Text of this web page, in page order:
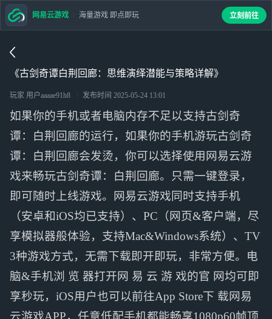
《古剑奇谭白荆回廊：思维演绎潜能与策略详解》
玩家 用户aaaae91h8 发布时间 2025-05-24 13:01
如果你的手机或者电脑内存不足以支持古剑奇
谭：白荆回廊的运行，如果你的手机游玩古剑奇
谭：白荆回廊会发烫，你可以选择使用网易云游
戏来畅玩古剑奇谭：白荆回廊。只需一键登录，
即可随时上线游戏。网易云游戏同时支持手机
（安卓和iOS均已支持）、PC（网页&客户端，尽
享模拟器般体验，支持Mac&Windows系统）、TV
3种游戏方式，无需下载即开即玩，非常方便。电
脑&手机浏 览 器打开网 易 云 游 戏的官 网均可即
享秒玩，iOS用户也可以前往App Store下 载网易
云游戏APP，任意低配手机都能畅享1080p60帧顶
网易云游戏 海量游戏 即点即玩 立刻前往